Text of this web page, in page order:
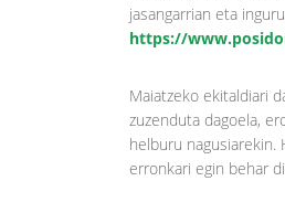
jasangarrian eta
https://
Maiatzeko ekitaldiari
zuzenduta dagoela,
helburu nagusiarekin.
erronkari egin behar